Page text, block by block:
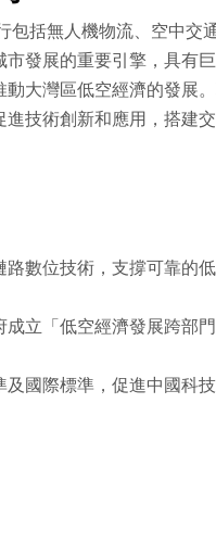
括無人機物流、空中交
發展的重要引擎，具有
大灣區低空經濟的發展
技術創新和應用，搭建交
數位技術，支撐可靠的
立「低空經濟發展跨部
國際標準，促進中國科技